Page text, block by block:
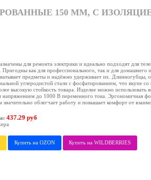
150 ММ, С
для ремонта электрики и идеально подходят для
Пригодны как для профессионального, так и для домашнего
предметы и надёжно удерживает их. Длинногубцы,
углеродистой стали с фосфатированием, что вкупе со
высокую стойкость товара. Изделие можно использовать
напряжением до 1000 В переменного тока. Эргономичная
облегчает работу и повышает комфорт от
437.29 руб
Купить на OZON Купить на WILDBERRIES